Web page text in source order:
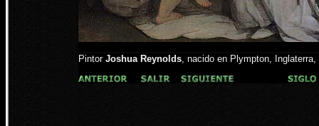
Pintor Joshua Reynolds, nacido en Plympton, Inglaterra,